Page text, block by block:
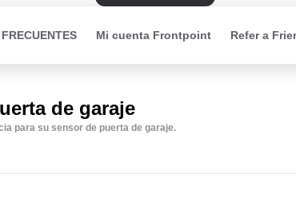
Mi cuenta Frontpoint Refer a
de garaje
para su sensor de puerta de garaje.